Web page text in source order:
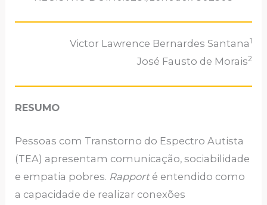
Victor Lawrence Bernardes Santana1
José Fausto de Morais2
RESUMO
Pessoas com Transtorno do Espectro Autista
(TEA) apresentam comunicação, sociabilidade
e empatia pobres. Rapporté entendido como
a capacidade de realizar conexões